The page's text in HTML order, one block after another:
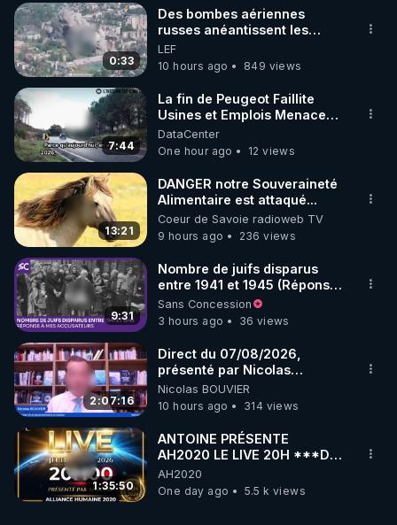
▶ 10 % de réduction sur les extracteurs de la
marque SANA :
Rendez-vous sur http://rgnr.li/lechoubrave
code : REGENERE10
▶ 30 jours gratuit sur l’application de méditation et
de bien-être ENVOL :
Rendez-vous sur https://www.envol.app/code
le code : REGENERE
0:33
Des bombes aériennes
russes anéantissent les
centres de contrôle de
drones de 3 brigades
ukrainienne
LEF
10 hours ago
849 views
7:44
La fin de Peugeot Faillite
Usines et Emplois Menacees
- L'heure de l'auto
DataCenter
One hour ago
12 views
13:21
DANGER notre Souveraineté
Alimentaire est attaqué...
Coeur de Savoie radioweb TV
9 hours ago
236 views
9:31
Nombre de juifs disparus
entre 1941 et 1945 (Réponse
à mes accusateurs)
Sans Concession
3 hours ago
36 views
2:07:16
Direct du 07/08/2026,
présenté par Nicolas
BOUVIER
Nicolas BOUVIER
10 hours ago
314 views
1:35:50
ANTOINE PRÉSENTE
AH2020 LE LIVE 20H ***DU
06/08/2026***
AH2020
One day ago
5.5 k views